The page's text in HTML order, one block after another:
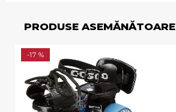
PRODUSE ASEMĂNĂTOARE
-17 %